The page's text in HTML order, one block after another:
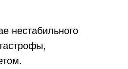
нестабильного